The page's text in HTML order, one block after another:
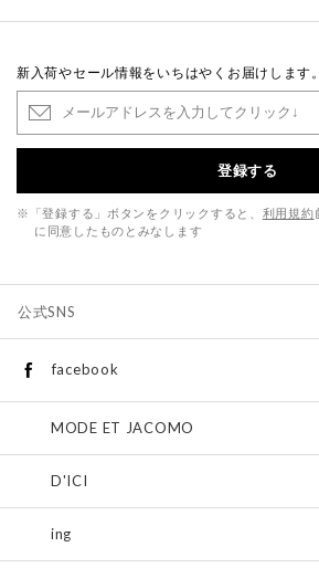
新入荷やセール情報をいちはやくお届けします。
登録する
※「登録する」ボタンをクリックすると、 利用規約
に同意したものとみなします
公式SNS
facebook
MODE ET JACOMO
D'ICI
ing